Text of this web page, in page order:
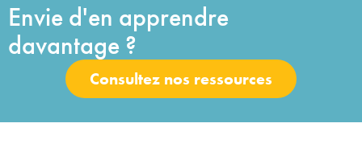
Envie d'en apprendre
davantage ?
Consultez nos ressources